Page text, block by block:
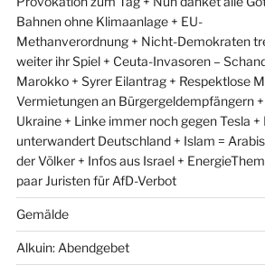
Bahnen ohne Klimaanlage + EU-
Methanverordnung + Nicht-Demokraten
weiter ihr Spiel + Ceuta-Invasoren –
Marokko + Syrer Eilantrag + Respektlose
Vermietungen an Bürgergeldempfängern +
Ukraine + Linke immer noch gegen Tesla +
unterwandert Deutschland + Islam =
der Völker + Infos aus Israel +
paar Juristen für AfD-Verbot
Gemälde
Alkuin: Abendgebet